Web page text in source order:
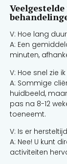
V: Hoe lang
A: Een
minuten,
V: Hoe snel zie
A: Sommige
huidbeeld,
pas na 8-12
toeneemt.
V: Is er
A: Nee! U kunt
activiteiten